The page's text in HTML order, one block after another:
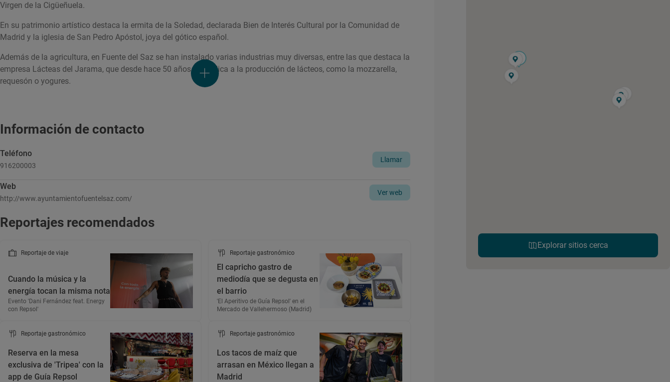
Virgen de la Cigüeñuela.
En su patrimonio artístico destaca la ermita de la Soledad, declarada Bien de Interés Cultural por la Comunidad de
Madrid y la iglesia de San Pedro Apóstol, joya del gótico español.
Además de la agricultura, en Fuente del Saz se han instalado varias industrias muy diversas, entre las que destaca la
empresa Lácteas del Jarama, que desde hace 50 años se dedica a la producción de lácteos, como la mozzarella,
requesón o yogures.
Información de contacto
Teléfono
916200003
Llamar
Web
http://www.ayuntamientofuentelsaz.com/
Ver web
Reportajes recomendados
Reportaje de viaje
Cuando la música y la
energía tocan la misma nota
Evento 'Dani Fernández feat. Energy
con Repsol'
Reportaje gastronómico
El capricho gastro de
mediodía que se degusta en
el barrio
'El Aperitivo de Guía Repsol' en el
Mercado de Vallehermoso (Madrid)
Reportaje gastronómico
Reserva en la mesa
exclusiva de 'Tripea' con la
app de Guía Repsol
Reportaje gastronómico
Los tacos de maíz que
arrasan en México llegan a
Madrid
Explorar sitios cerca